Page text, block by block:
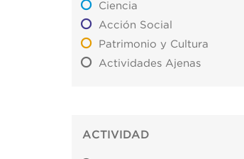
Ciencia
Acción Social
Patrimonio y Cultura
Actividades Ajenas
ACTIVIDAD